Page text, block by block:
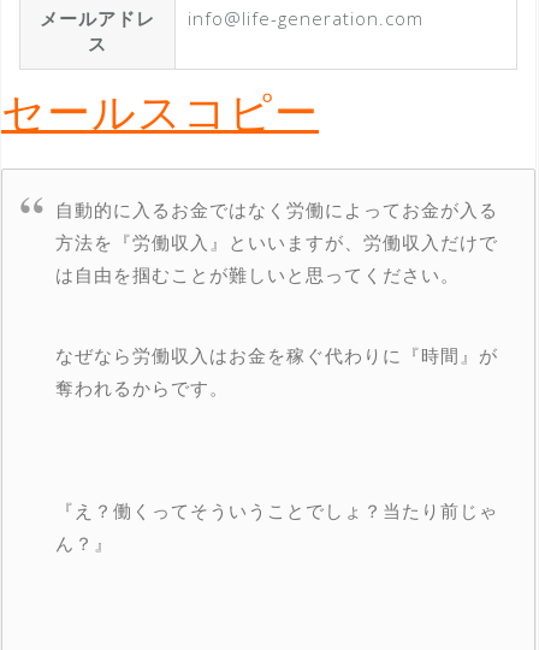
メールアドレ
ス
info@life-generation.com
セールスコピー
自動的に入るお金ではなく労働によってお金が入る
方法を『労働収入』といいますが、労働収入だけで
は自由を掴むことが難しいと思ってください。
なぜなら労働収入はお金を稼ぐ代わりに『時間』が
奪われるからです。
『え？働くってそういうことでしょ？当たり前じゃ
ん？』